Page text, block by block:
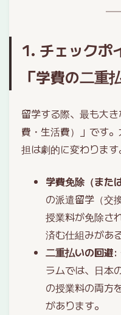
1. チェック
「学費の二重
留学する際、最も大
費・生活費）」です
担は劇的に変わります
学費免除（また
の派遣留学（交
授業料が免除さ
済む仕組みがあ
二重払いの回避:
ラムでは、日本
の授業料の両方
があります。